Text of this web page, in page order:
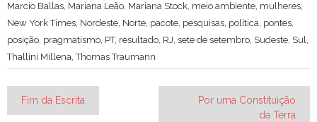
Marcio Ballas, Mariana Leão, Mariana Stock, meio ambiente, mulheres,
New York Times, Nordeste, Norte, pacote, pesquisas, política, pontes,
posição, pragmatismo, PT, resultado, RJ, sete de setembro, Sudeste, Sul,
Thallini Millena,Thomas Traumann
Navegação
Fim da Escrita
Por uma Constituição
da Terra